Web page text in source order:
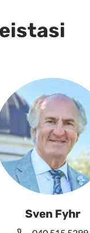
Sven Fyhr